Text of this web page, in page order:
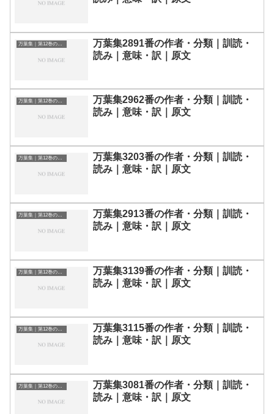
万葉集｜第12巻の和歌一覧
万葉集2891番の作者・分類｜訓読・
読み｜意味・訳｜原文
万葉集｜第12巻の和歌一覧
万葉集2962番の作者・分類｜訓読・
読み｜意味・訳｜原文
万葉集｜第12巻の和歌一覧
万葉集3203番の作者・分類｜訓読・
読み｜意味・訳｜原文
万葉集｜第12巻の和歌一覧
万葉集2913番の作者・分類｜訓読・
読み｜意味・訳｜原文
万葉集｜第12巻の和歌一覧
万葉集3139番の作者・分類｜訓読・
読み｜意味・訳｜原文
万葉集｜第12巻の和歌一覧
万葉集3115番の作者・分類｜訓読・
読み｜意味・訳｜原文
万葉集｜第12巻の和歌一覧
万葉集3081番の作者・分類｜訓読・
読み｜意味・訳｜原文